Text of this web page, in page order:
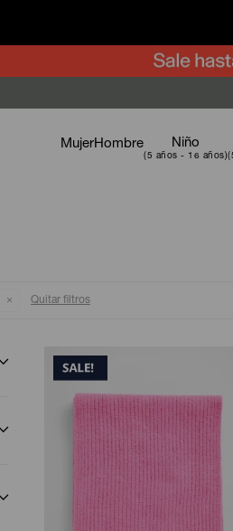
MujerHombre Niño
Quitar filtros